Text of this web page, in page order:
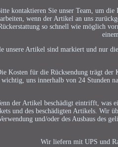
kontaktieren Sie unser Team, um die
wenn der Artikel an uns
so schnell wie möglich
unsere Artikel sind markiert und nur
Kosten für die Rücksendung trägt der
wichtig, uns innerhalb von 24 Stunden
der Artikel beschädigt eintrifft, was
und des beschädigten Artikels. Wir
und/oder des Ausbaus des
Wir liefern mit UPS und